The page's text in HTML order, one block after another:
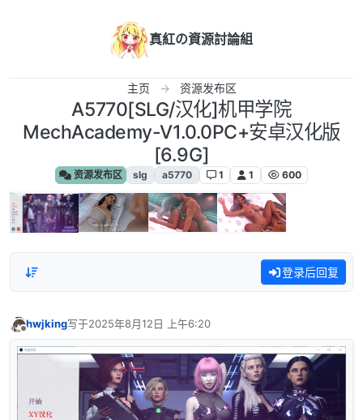
真紅の資源討論組
主页 资源发布区
A5770[SLG/汉化]机甲学院
MechAcademy-V1.0.0PC+安卓汉化版
[6.9G]
资源发布区 slg a5770 1 1 600
登录后回复
hwjking写于2025年8月12日 上午6:20
最后由 编辑